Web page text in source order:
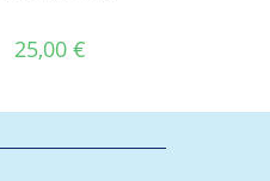
25,00 €